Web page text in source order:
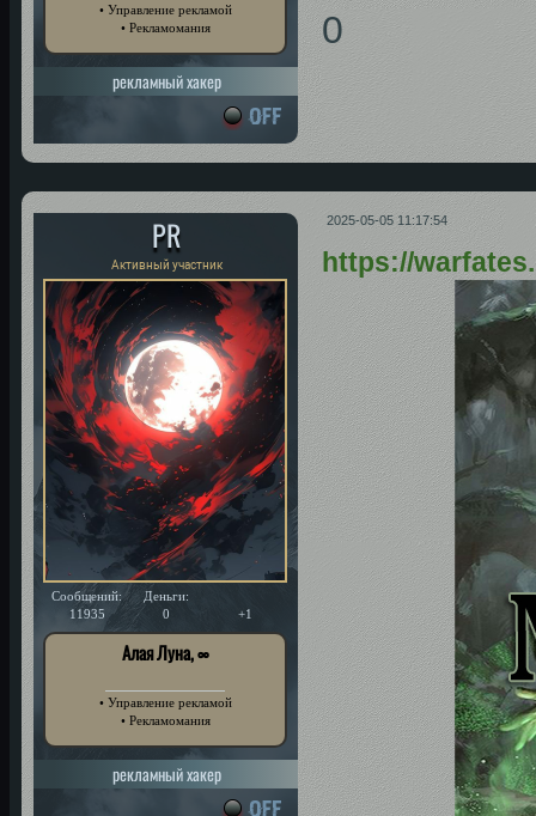
• Управление рекламой
• Рекламомания
рекламный хакер
0
2025-05-05 11:17:54
PR
Активный участник
Сообщений:
11935
Деньги:
0
+1
Алая Луна, ∞
• Управление рекламой
• Рекламомания
рекламный хакер
https://